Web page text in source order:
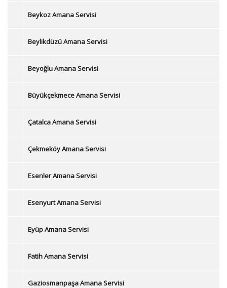
Beykoz Amana Servisi
Beylikdüzü Amana Servisi
Beyoğlu Amana Servisi
Büyükçekmece Amana Servisi
Çatalca Amana Servisi
Çekmeköy Amana Servisi
Esenler Amana Servisi
Esenyurt Amana Servisi
Eyüp Amana Servisi
Fatih Amana Servisi
Gaziosmanpaşa Amana Servisi